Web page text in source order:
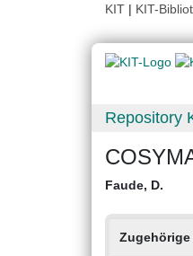
KIT | KIT-
Repository
Faude, D.